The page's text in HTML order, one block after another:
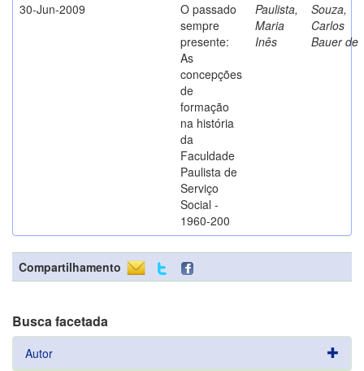
30-Jun-2009
O passado
sempre
presente:
As
concepções
de
formação
na história
da
Faculdade
Paulista de
Serviço
Social -
1960-200
Paulista,
Maria
Inês
Souza,
Carlos
Bauer de
Compartilhamento
Busca facetada
Autor